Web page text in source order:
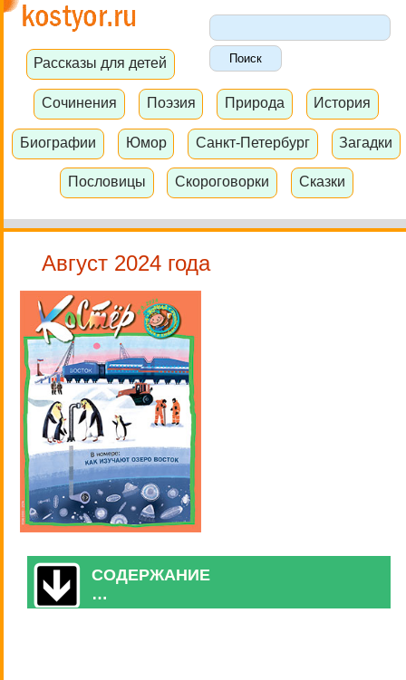
Рассказы для детей
Сочинения Поэзия Природа История
Биографии Юмор Санкт-Петербург Загадки
Пословицы Скороговорки Сказки
Август 2024 года
СОДЕРЖАНИЕ
…